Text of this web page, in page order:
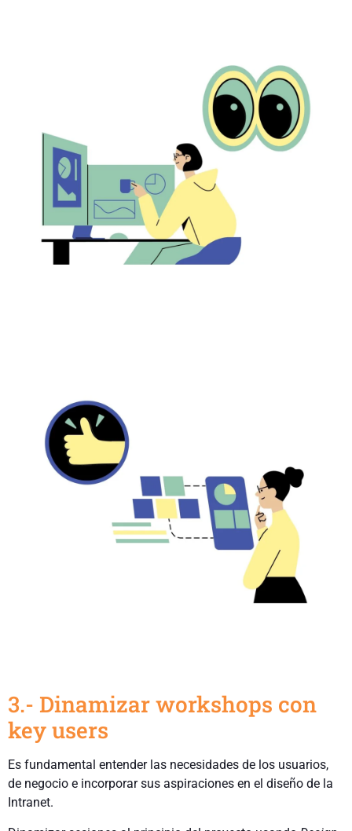
3.- Dinamizar workshops con
key users
Es fundamental entender las necesidades de los usuarios,
de negocio e incorporar sus aspiraciones en el diseño de la
Intranet.